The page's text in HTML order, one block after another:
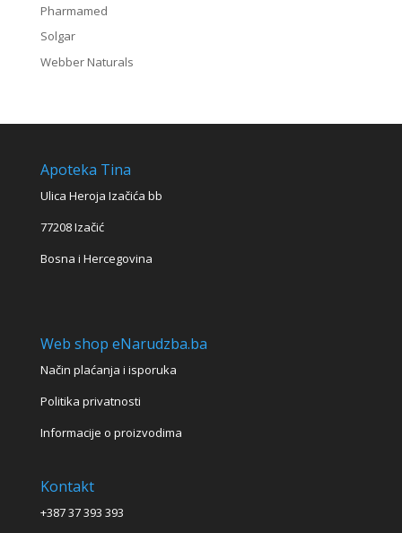
Pharmamed
Solgar
Webber Naturals
Apoteka Tina
Ulica Heroja Izačića bb
77208 Izačić
Bosna i Hercegovina
Web shop eNarudzba.ba
Način plaćanja i isporuka
Politika privatnosti
Informacije o proizvodima
Kontakt
+387 37 393 393